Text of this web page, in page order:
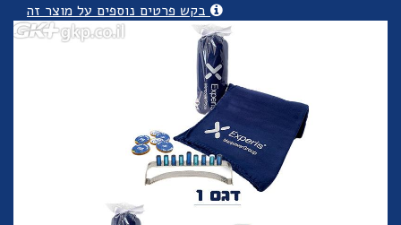
בקש פרטים נוספים על מוצר זה